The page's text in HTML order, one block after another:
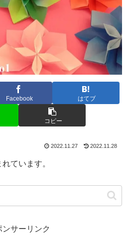
Facebook はてブ
コピー
2022.11.27 2022.11.28
ています。
ンサーリンク